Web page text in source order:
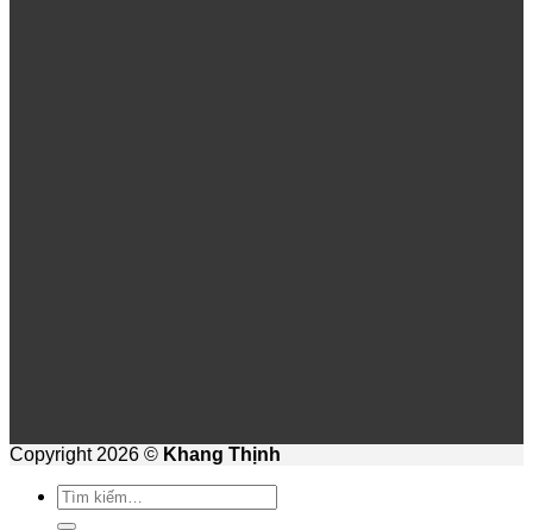
Copyright 2026 © Khang Thịnh
Tìm
kiếm: